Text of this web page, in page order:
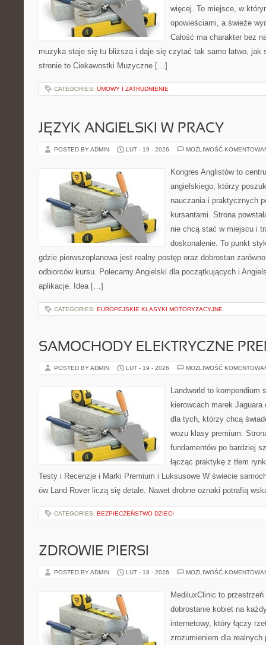
więcej. To miejsce, w
opowieściami, a świeże
Całość ma charakter bez
muzyka staje się tu bliższa i daje się czytać tak samo łatwo, jak
stronie to Ciekawostki Muzyczne […]
CATEGORIES: UMOWY I ZATRUDNIENIE
JĘZYK ANGIELSKI W PRACY
POSTED BY ADMIN LUT - 19 - 2026 MOŻLIWOŚĆ
Kongres Anglistów to
angielskiego, którzy
nauczania i praktycznych
kursantami. Strona
nie chcą stać w miejscu i
doskonalenie. To punkt
gdzie pierwszoplanowa jest realny postęp oraz dobrostan
odbiorców kursu. Polecamy Angielski dla początkujących i
aplikacje. Idea […]
CATEGORIES: EUROPEJSKIE KLASYKI MOTORYZACYJNE
SAMOCHODY ELEKTRYCZNE
POSTED BY ADMIN LUT - 19 - 2026 MOŻLIWOŚĆ
Landworld to kompendium
kierowcach marek
dla tych, którzy chcą
wozu klasy premium.
fundamentów po bardziej
łącząc praktykę z tłem
Testy i Recenzje i Marki Premium i Luksusowe W świecie
ów Land Rover liczą się detale. Nawet drobne oznaki potrafią
CATEGORIES: BEZPIECZEŃSTWO DZIECI
ZDROWIE PIERSI
POSTED BY ADMIN LUT - 18 - 2026 MOŻLIWOŚĆ
MediluxClinic to
dobrostanie kobiet na
internetowy, który łączy
zrozumieniem dla